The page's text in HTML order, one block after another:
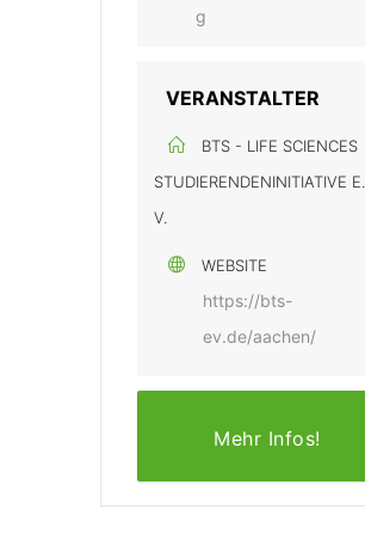
g
VERANSTALTER
BTS - LIFE SCIENCES
STUDIERENDENINITIATIVE E.
V.
WEBSITE
https://bts-
ev.de/aachen/
Mehr Infos!